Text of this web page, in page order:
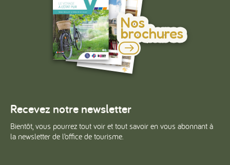
Nos
brochures
Recevez notre newsletter
Bientôt, vous pourrez tout voir et tout savoir en vous abonnant à
la newsletter de l’office de tourisme.